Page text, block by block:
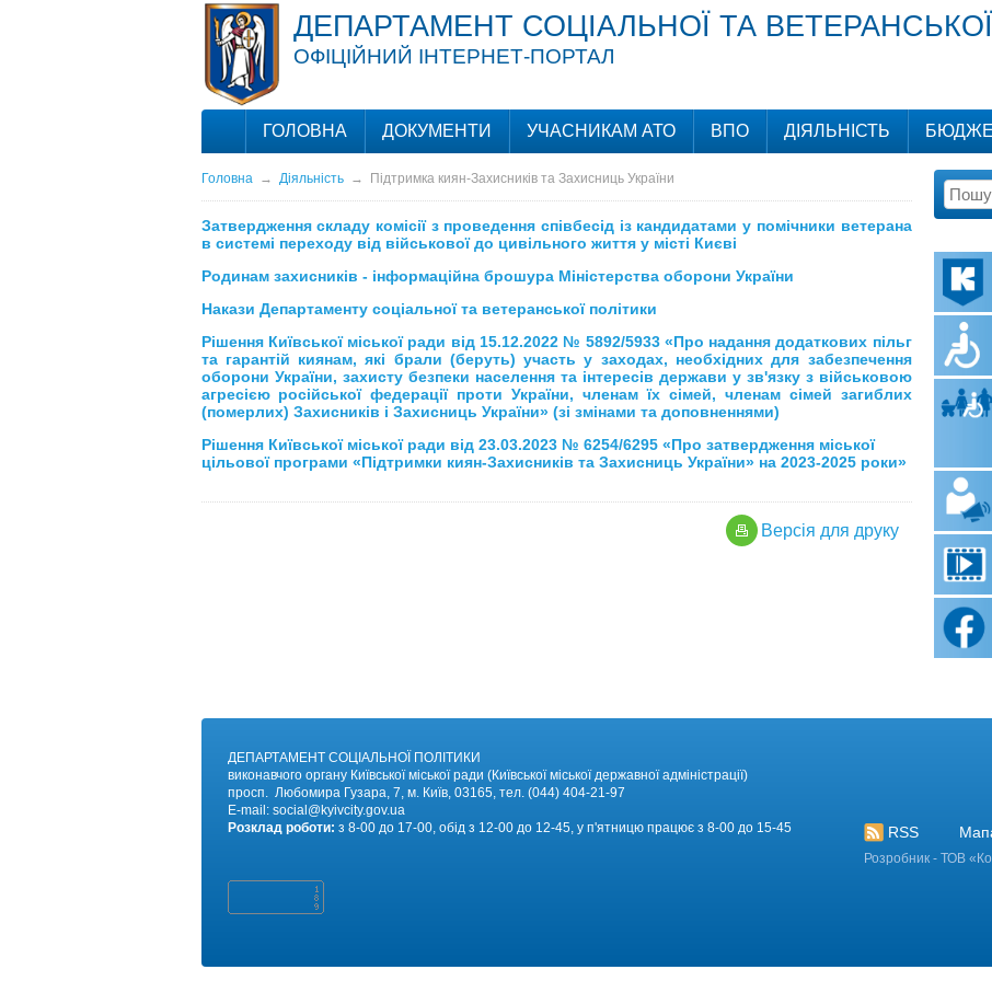
ДЕПАРТАМЕНТ СОЦІАЛЬНОЇ ТА
ОФІЦІЙНИЙ ІНТЕРНЕТ-ПОРТАЛ
ГОЛОВНА ДОКУМЕНТИ УЧАСНИКАМ АТО ВПО ДІЯЛЬНІСТЬ
Головна→ Діяльність→ Підтримка киян-Захисників та Захисниць України
Затвердження складу комісії з проведення співбесід із кандидатами у помічники ветерана
в системі переходу від військової до цивільного життя у місті Києві
Родинам захисників - інформаційна брошура Міністерства оборони України
Накази Департаменту соціальної та ветеранської політики
Рішення Київської міської ради від 15.12.2022 № 5892/5933 «Про надання додаткових пільг
та гарантій киянам, які брали (беруть) участь у заходах, необхідних для забезпечення
оборони України, захисту безпеки населення та інтересів держави у зв'язку з військовою
агресією російської федерації проти України, членам їх сімей, членам сімей загиблих
(померлих) Захисників і Захисниць України» (зі змінами та доповненнями)
Рішення Київської міської ради від 23.03.2023 № 6254/6295 «Про затвердження міської
цільової програми «Підтримки киян-Захисників та Захисниць України» на 2023-2025 роки»
Версiя для друку
ДЕПАРТАМЕНТ СОЦІАЛЬНОЇ ПОЛІТИКИ
виконавчого органу Київської міської ради (Київської міської державної адміністрації)
просп. Любомира Гузара, 7, м. Київ, 03165, тел. (044) 404-21-97
E-mail: social@kyivcity.gov.ua
Розклад роботи: з 8-00 до 17-00, обід з 12-00 до 12-45, у п'ятницю працює з 8-00 до 15-45 RSS
Розробник - ТОВ «